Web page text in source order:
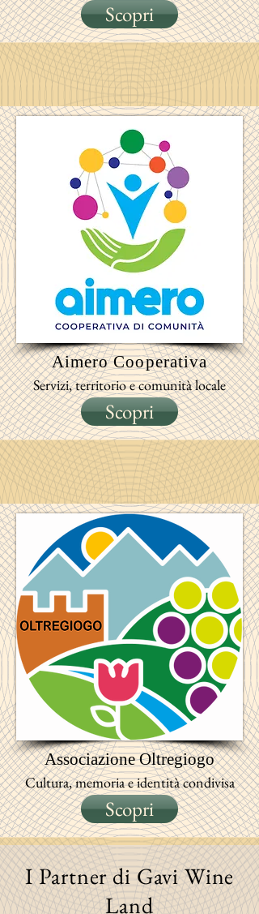
Scopri
AimeroCooperativa
Servizi, territorio e comunità locale
Scopri
AssociazioneOltregiogo
Cultura, memoria e identità condivisa
Scopri
I Partner di Gavi Wine
Land